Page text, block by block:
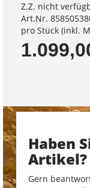
Z.Z. nicht
Art.Nr.
pro Stück (inkl.
Haben
Artikel?
Gern